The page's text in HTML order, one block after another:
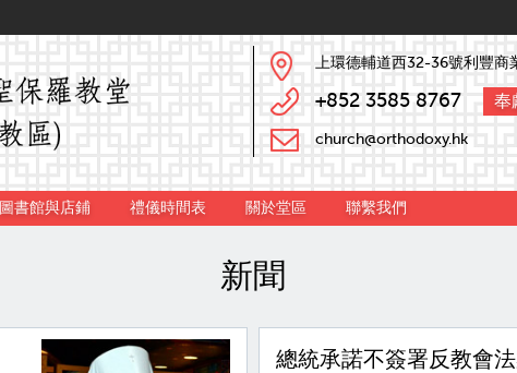
上環德輔道西32-36號利豐商
+852 3585 8767 奉
church@orthodoxy.hk
圖書館與店鋪 禮儀時間表 關於堂區 聯繫我們
新聞
總統承諾不簽署反教會